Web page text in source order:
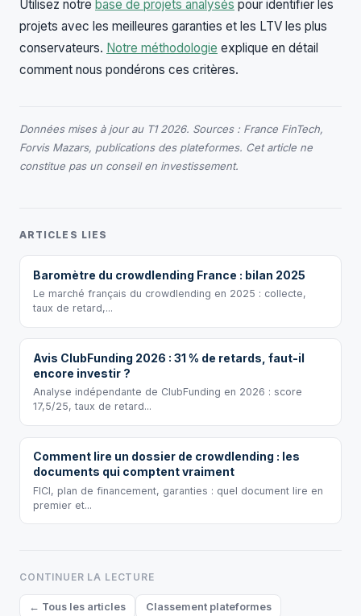
Utilisez notre base de projets analysés pour identifier les
projets avec les meilleures garanties et les LTV les plus
conservateurs. Notre méthodologie explique en détail
comment nous pondérons ces critères.
Données mises à jour au T1 2026. Sources : France FinTech,
Forvis Mazars, publications des plateformes. Cet article ne
constitue pas un conseil en investissement.
ARTICLES LIES
Baromètre du crowdlending France : bilan 2025
Le marché français du crowdlending en 2025 : collecte,
taux de retard,...
Avis ClubFunding 2026 : 31 % de retards, faut-il
encore investir ?
Analyse indépendante de ClubFunding en 2026 : score
17,5/25, taux de retard...
Comment lire un dossier de crowdlending : les
documents qui comptent vraiment
FICI, plan de financement, garanties : quel document lire en
premier et...
CONTINUER LA LECTURE
← Tous les articles Classement plateformes